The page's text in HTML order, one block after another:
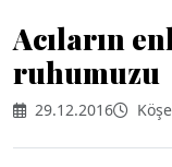
Acıların
ruhumuzu
29.12.2016 Köşe